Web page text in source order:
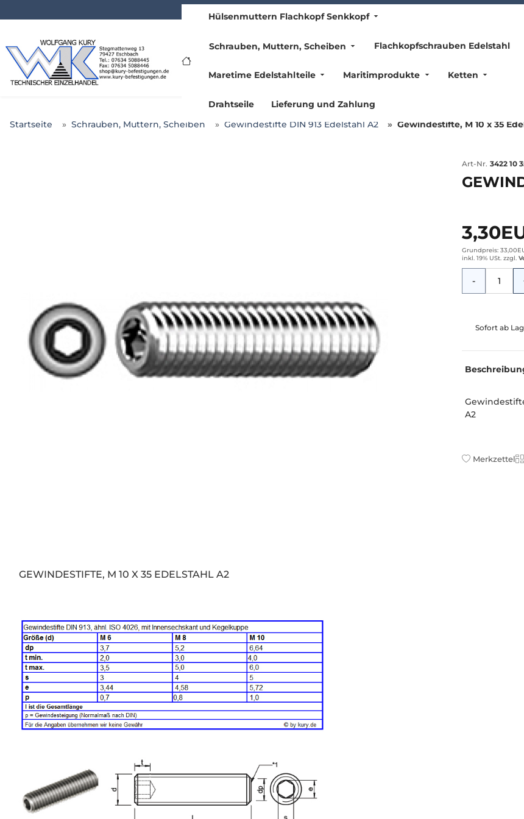
www.kury.de
Hülsenmuttern Flachkopf Senkkopf
Schrauben, Muttern, Scheiben Flachkopfschrauben Edelstahl
Maretime Edelstahlteile Maritimprodukte Ketten
Drahtseile Lieferung und Zahlung
Startseite Schrauben, Muttern, Scheiben Gewindestifte DIN 913 Edelstahl A2 Gewindestifte, M 10 x 35
Art-Nr. 3422 10
Grundpreis:
inkl. 19% USt. zzgl.
-
Sofort ab
A2
Merkzettel
GEWINDESTIFTE, M 10 X 35 EDELSTAHL A2